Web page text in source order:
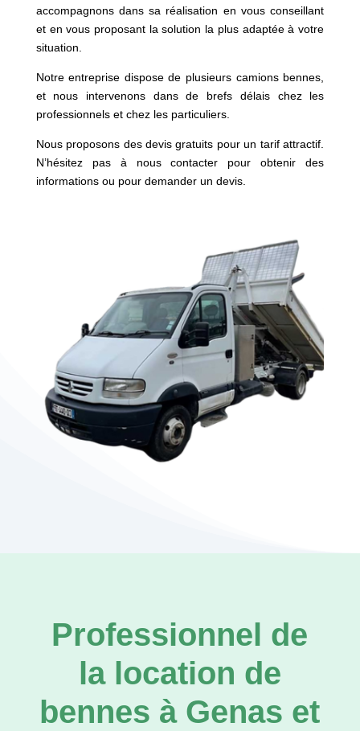
accompagnons dans sa réalisation en vous conseillant
et en vous proposant la solution la plus adaptée à votre
situation.
Notre entreprise dispose de plusieurs camions bennes,
et nous intervenons dans de brefs délais chez les
professionnels et chez les particuliers.
Nous proposons des devis gratuits pour un tarif attractif.
N’hésitez pas à nous contacter pour obtenir des
informations ou pour demander un devis.
Professionnel de
la location de
bennes à Genas et